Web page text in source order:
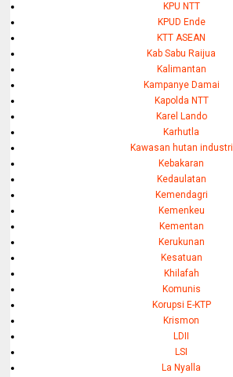
KPU NTT
KPUD Ende
KTT ASEAN
Kab Sabu Raijua
Kalimantan
Kampanye Damai
Kapolda NTT
Karel Lando
Karhutla
Kawasan hutan industri
Kebakaran
Kedaulatan
Kemendagri
Kemenkeu
Kementan
Kerukunan
Kesatuan
Khilafah
Komunis
Korupsi E-KTP
Krismon
LDII
LSI
La Nyalla